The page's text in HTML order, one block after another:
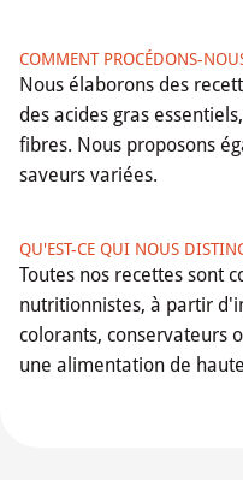
COMMENT PROCÉDONS-
Nous élaborons des
des acides gras
fibres. Nous proposons
saveurs variées.
QU'EST-CE QUI NOUS
Toutes nos recettes sont
nutritionnistes, à partir
colorants, conservateurs
une alimentation de